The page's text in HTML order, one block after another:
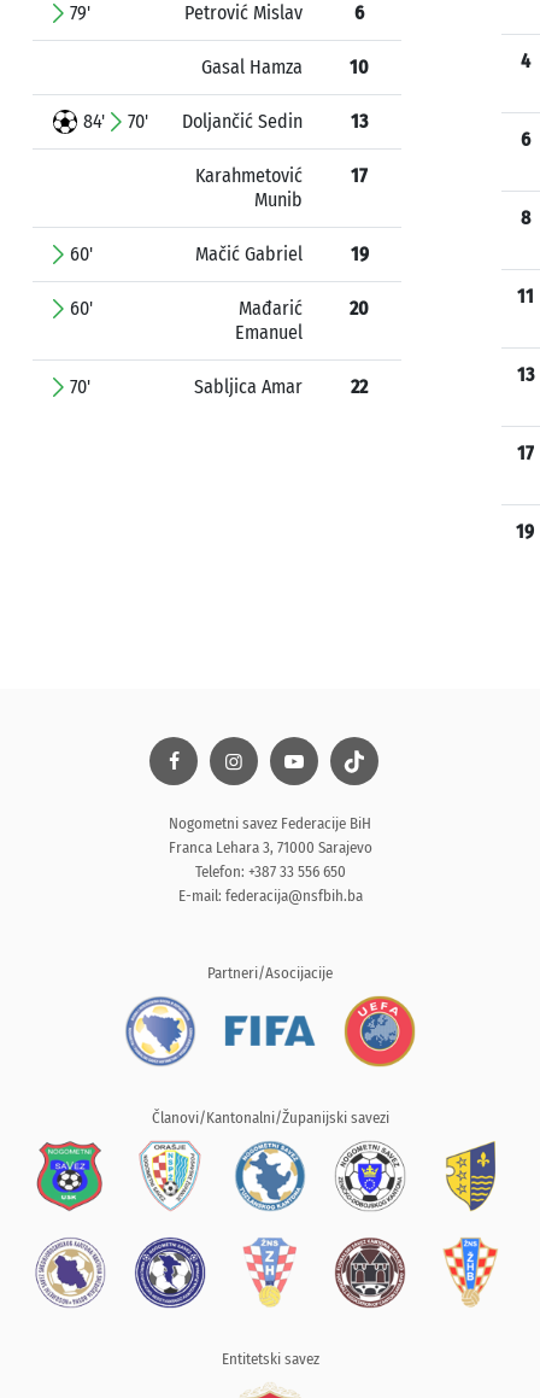
79' Petrović Mislav 6
Gasal Hamza 10
84' 70' Doljančić Sedin 13
Karahmetović
Munib
17
60' Mačić Gabriel 19
60'
Mađarić
Emanuel
20
70' Sabljica Amar 22
4
6
8
11
13
17
19
Nogometni savez Federacije BiH
Franca Lehara 3, 71000 Sarajevo
Telefon: +387 33 556 650
E-mail: federacija@nsfbih.ba
Partneri/Asocijacije
Članovi/Kantonalni/Županijski savezi
Entitetski savez